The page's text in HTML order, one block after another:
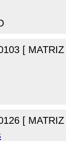
[
[